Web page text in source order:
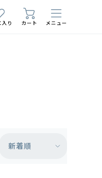
入り カート メニュー
新着順